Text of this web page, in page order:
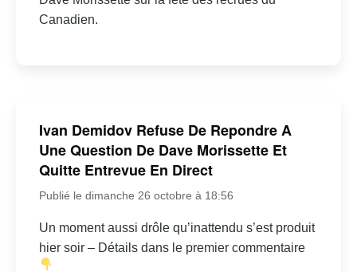
Canadien.
Ivan Demidov Refuse De Repondre A
Une Question De Dave Morissette Et
Quitte Entrevue En Direct
Publié le dimanche 26 octobre à 18:56
Un moment aussi drôle qu’inattendu s’est produit
hier soir – Détails dans le premier commentaire